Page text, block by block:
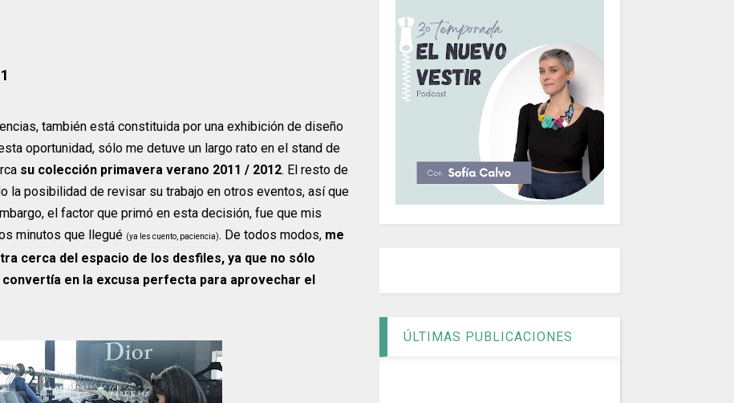
también está constituida por una exhibición de diseño
oportunidad, sólo me detuve un largo rato en el stand de
su colección primavera verano 2011 / 2012. El resto de
la posibilidad de revisar su trabajo en otros eventos, así que
el factor que primó en esta decisión, fue que mis
minutos que llegué (ya les cuento, paciencia). De todos modos, me
cerca del espacio de los desfiles, ya que no sólo
en la excusa perfecta para aprovechar el
ÚLTIMAS PUBLICACIONES